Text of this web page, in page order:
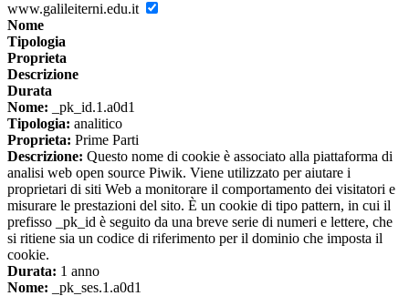
www.galileiterni.edu.it
Nome
Tipologia
Proprieta
Descrizione
Durata
Nome: _pk_id.1.a0d1
Tipologia: analitico
Proprieta: Prime Parti
Descrizione: Questo nome di cookie è associato alla piattaforma di
analisi web open source Piwik. Viene utilizzato per aiutare i
proprietari di siti Web a monitorare il comportamento dei visitatori e
misurare le prestazioni del sito. È un cookie di tipo pattern, in cui il
prefisso _pk_id è seguito da una breve serie di numeri e lettere, che
si ritiene sia un codice di riferimento per il dominio che imposta il
cookie.
Durata: 1 anno
Nome: _pk_ses.1.a0d1